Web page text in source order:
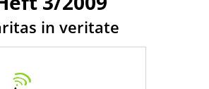
:
in veritate